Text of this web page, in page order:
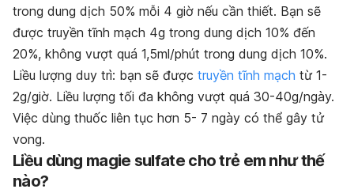
trong dung dịch 50% mỗi 4 giờ nếu cần thiết. Bạn sẽ
được truyền tĩnh mạch 4g trong dung dịch 10% đến
20%, không vượt quá 1,5ml/phút trong dung dịch 10%.
Liều lượng duy trì: bạn sẽ được truyền tĩnh mạch từ 1-
2g/giờ. Liều lượng tối đa không vượt quá 30-40g/ngày.
Việc dùng thuốc liên tục hơn 5- 7 ngày có thể gây tử
vong.
Liều dùng magie sulfate cho trẻ em như thế
nào?